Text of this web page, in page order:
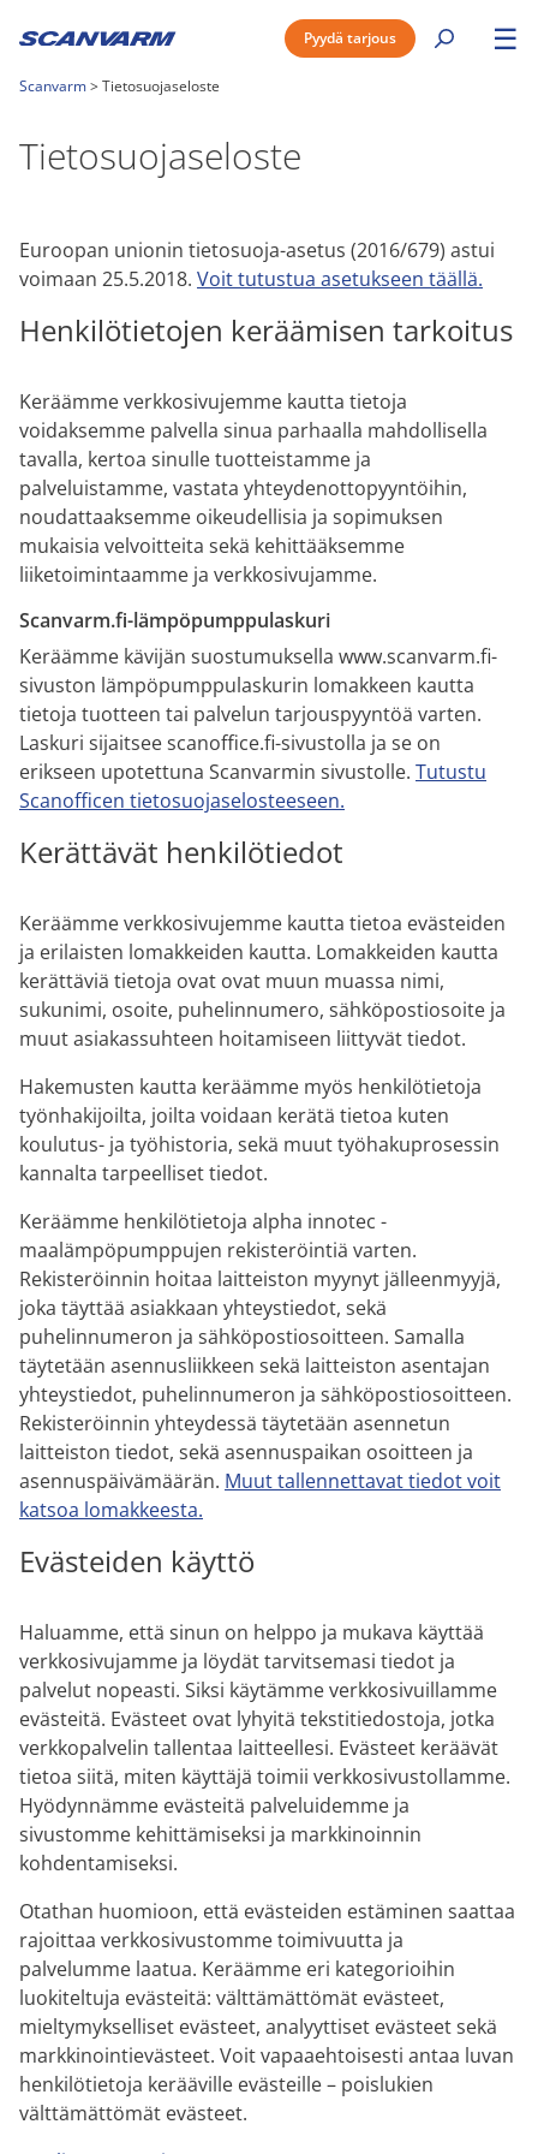
Pyydä tarjous ☰
Scanvarm> Tietosuojaseloste
Tietosuojaseloste
Euroopan unionin tietosuoja-asetus (2016/679) astui
voimaan 25.5.2018. Voit tutustua asetukseen täällä.
Henkilötietojen keräämisen tarkoitus
Keräämme verkkosivujemme kautta tietoja
voidaksemme palvella sinua parhaalla mahdollisella
tavalla, kertoa sinulle tuotteistamme ja
palveluistamme, vastata yhteydenottopyyntöihin,
noudattaaksemme oikeudellisia ja sopimuksen
mukaisia velvoitteita sekä kehittääksemme
liiketoimintaamme ja verkkosivujamme.
Scanvarm.fi-lämpöpumppulaskuri
Keräämme kävijän suostumuksella www.scanvarm.fi-
sivuston lämpöpumppulaskurin lomakkeen kautta
tietoja tuotteen tai palvelun tarjouspyyntöä varten.
Laskuri sijaitsee scanoffice.fi-sivustolla ja se on
erikseen upotettuna Scanvarmin sivustolle. Tutustu
Scanofficen tietosuojaselosteeseen.
Kerättävät henkilötiedot
Keräämme verkkosivujemme kautta tietoa evästeiden
ja erilaisten lomakkeiden kautta. Lomakkeiden kautta
kerättäviä tietoja ovat ovat muun muassa nimi,
sukunimi, osoite, puhelinnumero, sähköpostiosoite ja
muut asiakassuhteen hoitamiseen liittyvät tiedot.
Hakemusten kautta keräämme myös henkilötietoja
työnhakijoilta, joilta voidaan kerätä tietoa kuten
koulutus- ja työhistoria, sekä muut työhakuprosessin
kannalta tarpeelliset tiedot.
Keräämme henkilötietoja alpha innotec -
maalämpöpumppujen rekisteröintiä varten.
Rekisteröinnin hoitaa laitteiston myynyt jälleenmyyjä,
joka täyttää asiakkaan yhteystiedot, sekä
puhelinnumeron ja sähköpostiosoitteen. Samalla
täytetään asennusliikkeen sekä laitteiston asentajan
yhteystiedot, puhelinnumeron ja sähköpostiosoitteen.
Rekisteröinnin yhteydessä täytetään asennetun
laitteiston tiedot, sekä asennuspaikan osoitteen ja
asennuspäivämäärän. Muut tallennettavat tiedot voit
katsoa lomakkeesta.
Evästeiden käyttö
Haluamme, että sinun on helppo ja mukava käyttää
verkkosivujamme ja löydät tarvitsemasi tiedot ja
palvelut nopeasti. Siksi käytämme verkkosivuillamme
evästeitä. Evästeet ovat lyhyitä tekstitiedostoja, jotka
verkkopalvelin tallentaa laitteellesi. Evästeet keräävät
tietoa siitä, miten käyttäjä toimii verkkosivustollamme.
Hyödynnämme evästeitä palveluidemme ja
sivustomme kehittämiseksi ja markkinoinnin
kohdentamiseksi.
Otathan huomioon, että evästeiden estäminen saattaa
rajoittaa verkkosivustomme toimivuutta ja
palvelumme laatua. Keräämme eri kategorioihin
luokiteltuja evästeitä: välttämättömät evästeet,
mieltymykselliset evästeet, analyyttiset evästeet sekä
markkinointievästeet. Voit vapaaehtoisesti antaa luvan
henkilötietoja kerääville evästeille – poislukien
välttämättömät evästeet.